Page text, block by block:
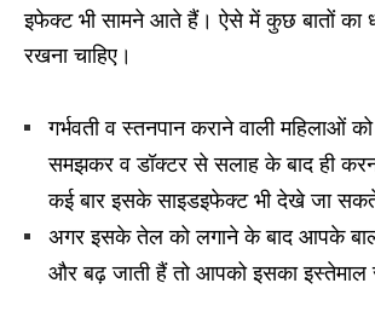
इफेक्ट भी सामने आते हैं। ऐसे में कुछ बातों का
रखना चाहिए।
गर्भवती व स्तनपान कराने वाली महिलाओं
समझकर व डॉक्टर से सलाह के बाद ही
कई बार इसके साइडइफेक्ट भी देखे जा
अगर इसके तेल को लगाने के बाद आपके
और बढ़ जाती हैं तो आपको इसका इस्तेमाल